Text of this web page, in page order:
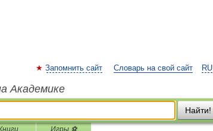
RU
Запомнить сайт Словарь на свой сайт
Академике
Найти!
Игры ⚽